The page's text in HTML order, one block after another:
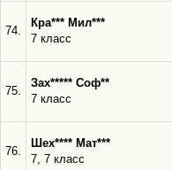
74.
Кра*** Мил***
7 класс
75.
Зах***** Соф**
7 класс
76.
Шех**** Мат***
7, 7 класс